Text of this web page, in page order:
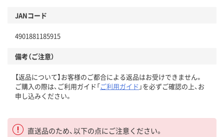
JANコード
4901881185915
備考（ご注意）
【返品について】お客様のご都合による返品はお受けできません。
ご購入の際は、ご利用ガイド「ご利用ガイド 」を必ずご確認の上、お
申し込みください。
直送品のため、以下の点にご注意ください。